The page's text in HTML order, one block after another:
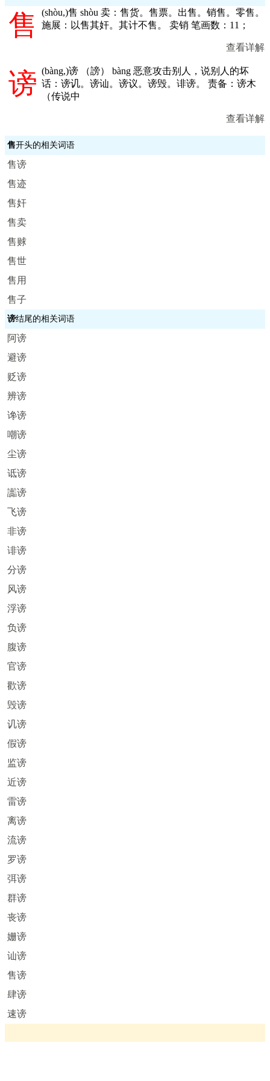
售 (shòu,)售 shòu 卖：售货。售票。出售。销售。零售。
施展：以售其奸。其计不售。 卖销 笔画数：11；
查看详解
谤 (bàng,)谤 （謗） bàng 恶意攻击别人，说别人的坏
话：谤讥。谤讪。谤议。谤毁。诽谤。 责备：谤木
（传说中
查看详解
售开头的相关词语
售谤
售迹
售奸
售卖
售赇
售世
售用
售子
谤结尾的相关词语
阿谤
避谤
贬谤
辨谤
谗谤
嘲谤
尘谤
诋谤
讟谤
飞谤
非谤
诽谤
分谤
风谤
浮谤
负谤
腹谤
官谤
歡谤
毁谤
讥谤
假谤
监谤
近谤
雷谤
离谤
流谤
罗谤
弭谤
群谤
丧谤
姗谤
讪谤
售谤
肆谤
速谤